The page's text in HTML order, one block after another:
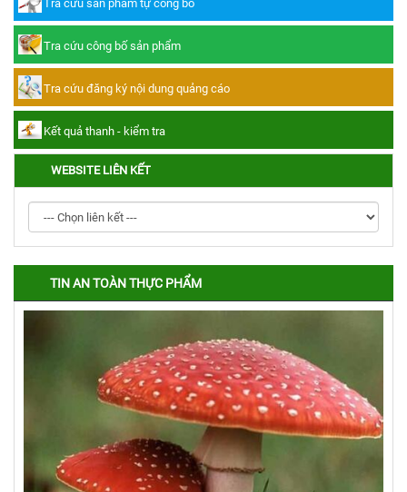
Tra cứu sản phẩm tự công bố
Tra cứu công bố sản phẩm
Tra cứu đăng ký nội dung quảng cáo
Kết quả thanh - kiểm tra
WEBSITE LIÊN KẾT
TIN AN TOÀN THỰC PHẨM